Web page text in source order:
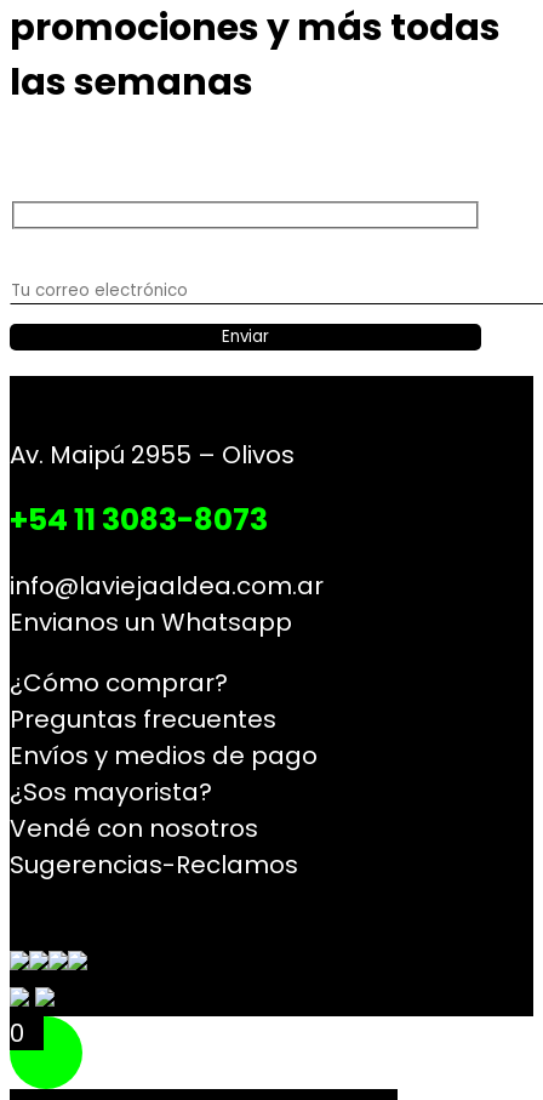
promociones y más todas
las semanas
Av. Maipú 2955 – Olivos
+54 11 3083-8073
info@laviejaaldea.com.ar
Envianos un Whatsapp
¿Cómo comprar?
Preguntas frecuentes
Envíos y medios de pago
¿Sos mayorista?
Vendé con nosotros
Sugerencias-Reclamos
0